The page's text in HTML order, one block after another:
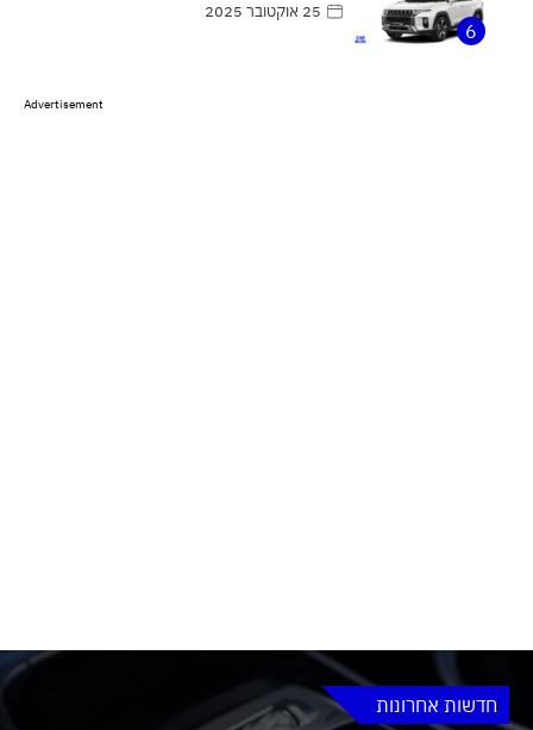
6
25 אוקטובר 2025
Advertisement
חדשות אחרונות